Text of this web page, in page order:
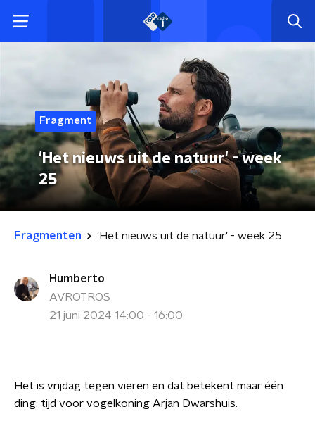
Fragment
'Het nieuws uit de natuur' - week
25
Fragmenten 'Het nieuws uit de natuur' - week 25
Humberto
AVROTROS
21 juni 2024 14:00 - 16:00
Het is vrijdag tegen vieren en dat betekent maar één
ding: tijd voor vogelkoning Arjan Dwarshuis.